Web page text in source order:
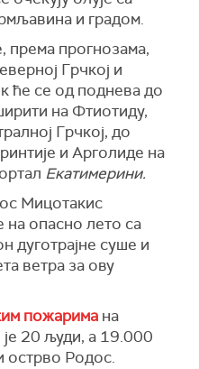
и градом.
према прогнозама,
Грчкој и
ће се од поднева до
на Фтиотиду,
Грчкој, до
и Арголиде на
Екатимерини.
Мицотакис
опасно лето са
дуготрајне суше и
ветра за ову
пожарима на
20 људи, а 19.000
острво Родос.